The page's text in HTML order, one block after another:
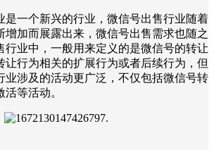
一个新兴的行业，微信号出售行业随着
增加而展露出来，微信号出售需求也随之
行业中，一般用来定义的是微信号的转让
让行为相关的扩展行为或者后续行为，但
业涉及的活动更广泛，不仅包括微信号转
等活动。